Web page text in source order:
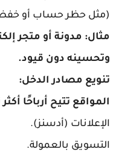
(مثل حظر حساب أو
مثال: مدونة أو متجر
وتحسينه دون قيود.
تنويع مصادر الدخل:
المواقع تتيح أرباحًا
الإعلانات (أدسنز).
التسويق بالعمولة.